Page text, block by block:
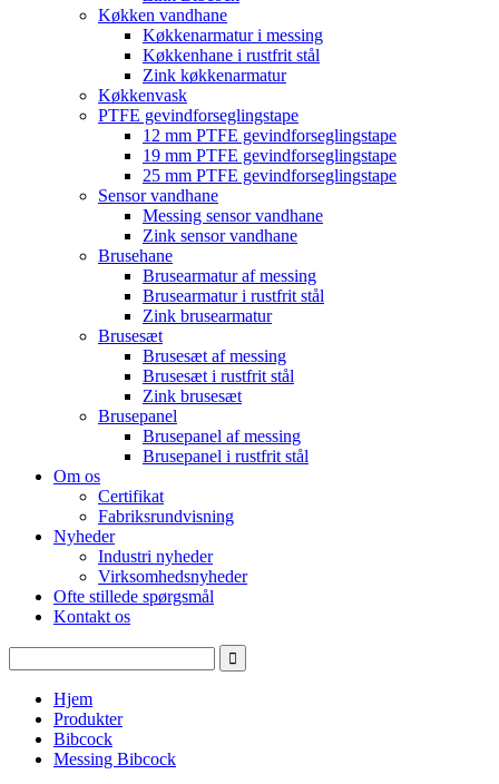
Køkken vandhane
Køkkenarmatur i messing
Køkkenhane i rustfrit stål
Zink køkkenarmatur
Køkkenvask
PTFE gevindforseglingstape
12 mm PTFE gevindforseglingstape
19 mm PTFE gevindforseglingstape
25 mm PTFE gevindforseglingstape
Sensor vandhane
Messing sensor vandhane
Zink sensor vandhane
Brusehane
Brusearmatur af messing
Brusearmatur i rustfrit stål
Zink brusearmatur
Brusesæt
Brusesæt af messing
Brusesæt i rustfrit stål
Zink brusesæt
Brusepanel
Brusepanel af messing
Brusepanel i rustfrit stål
Om os
Certifikat
Fabriksrundvisning
Nyheder
Industri nyheder
Virksomhedsnyheder
Ofte stillede spørgsmål
Kontakt os
Hjem
Produkter
Bibcock
Messing Bibcock